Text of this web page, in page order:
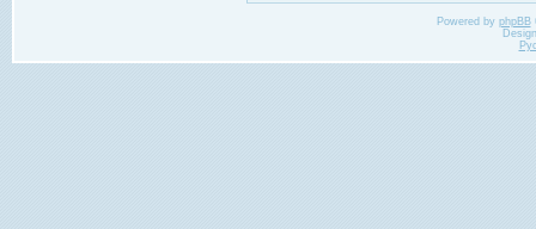
Powered by phpBB